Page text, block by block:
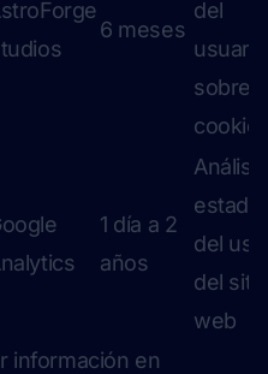
6 meses
del
usuario
sobre
1 día a 2
años
Análisis
del uso
del sitio
web
información en